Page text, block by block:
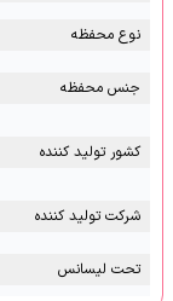
نوع محفظه
جنس محفظه
کشور تولید کننده
شرکت تولید کننده
تحت لیسانس